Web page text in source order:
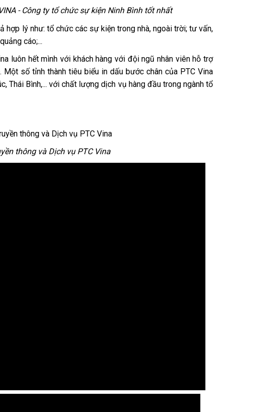
- Công ty tổ chức sự kiện Ninh Bình tốt nhất
hợp lý như: tổ chức các sự kiện trong nhà, ngoài trời; tư vấn,
cáo;...
luôn hết mình với khách hàng với đội ngũ nhân viên hỗ trợ
số tỉnh thành tiêu biểu in dấu bước chân của PTC Vina
Thái Bình,... với chất lượng dịch vụ hàng đầu trong ngành tổ
thông và Dịch vụ PTC Vina